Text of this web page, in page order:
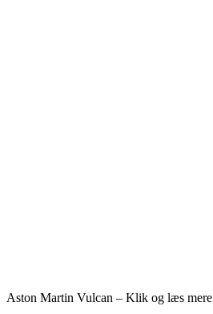
Aston Martin Vulcan – Klik og læs mere